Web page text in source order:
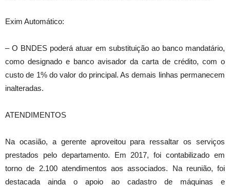
Exim Automático:
– O BNDES poderá atuar em substituição ao banco mandatário,
como designado e banco avisador da carta de crédito, com o
custo de 1% do valor do principal. As demais linhas permanecem
inalteradas.
ATENDIMENTOS
Na ocasião, a gerente aproveitou para ressaltar os serviços
prestados pelo departamento. Em 2017, foi contabilizado em
torno de 2.100 atendimentos aos associados. Na reunião, foi
destacada ainda o apoio ao cadastro de máquinas e